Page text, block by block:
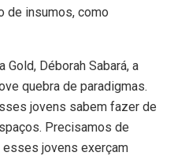
de insumos, como
Déborah Sabará, a
quebra de paradigmas.
jovens sabem fazer de
Precisamos de
jovens exerçam